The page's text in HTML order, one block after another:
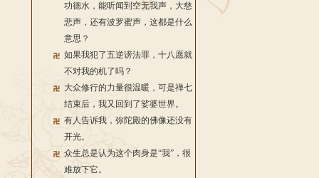
功德水，能听闻到空无我声，大慈
悲声，还有波罗蜜声，这都是什么
意思？
如果我犯了五逆谤法罪，十八愿就
不对我的机了吗？
大众修行的力量很温暖，可是禅七
结束后，我又回到了娑婆世界。
有人告诉我，弥陀殿的佛像还没有
开光。
众生总是认为这个肉身是“我”，很
难放下它。